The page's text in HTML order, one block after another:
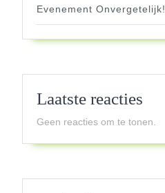
Evenement Onvergetelijk!
Laatste reacties
Geen reacties om te tonen.